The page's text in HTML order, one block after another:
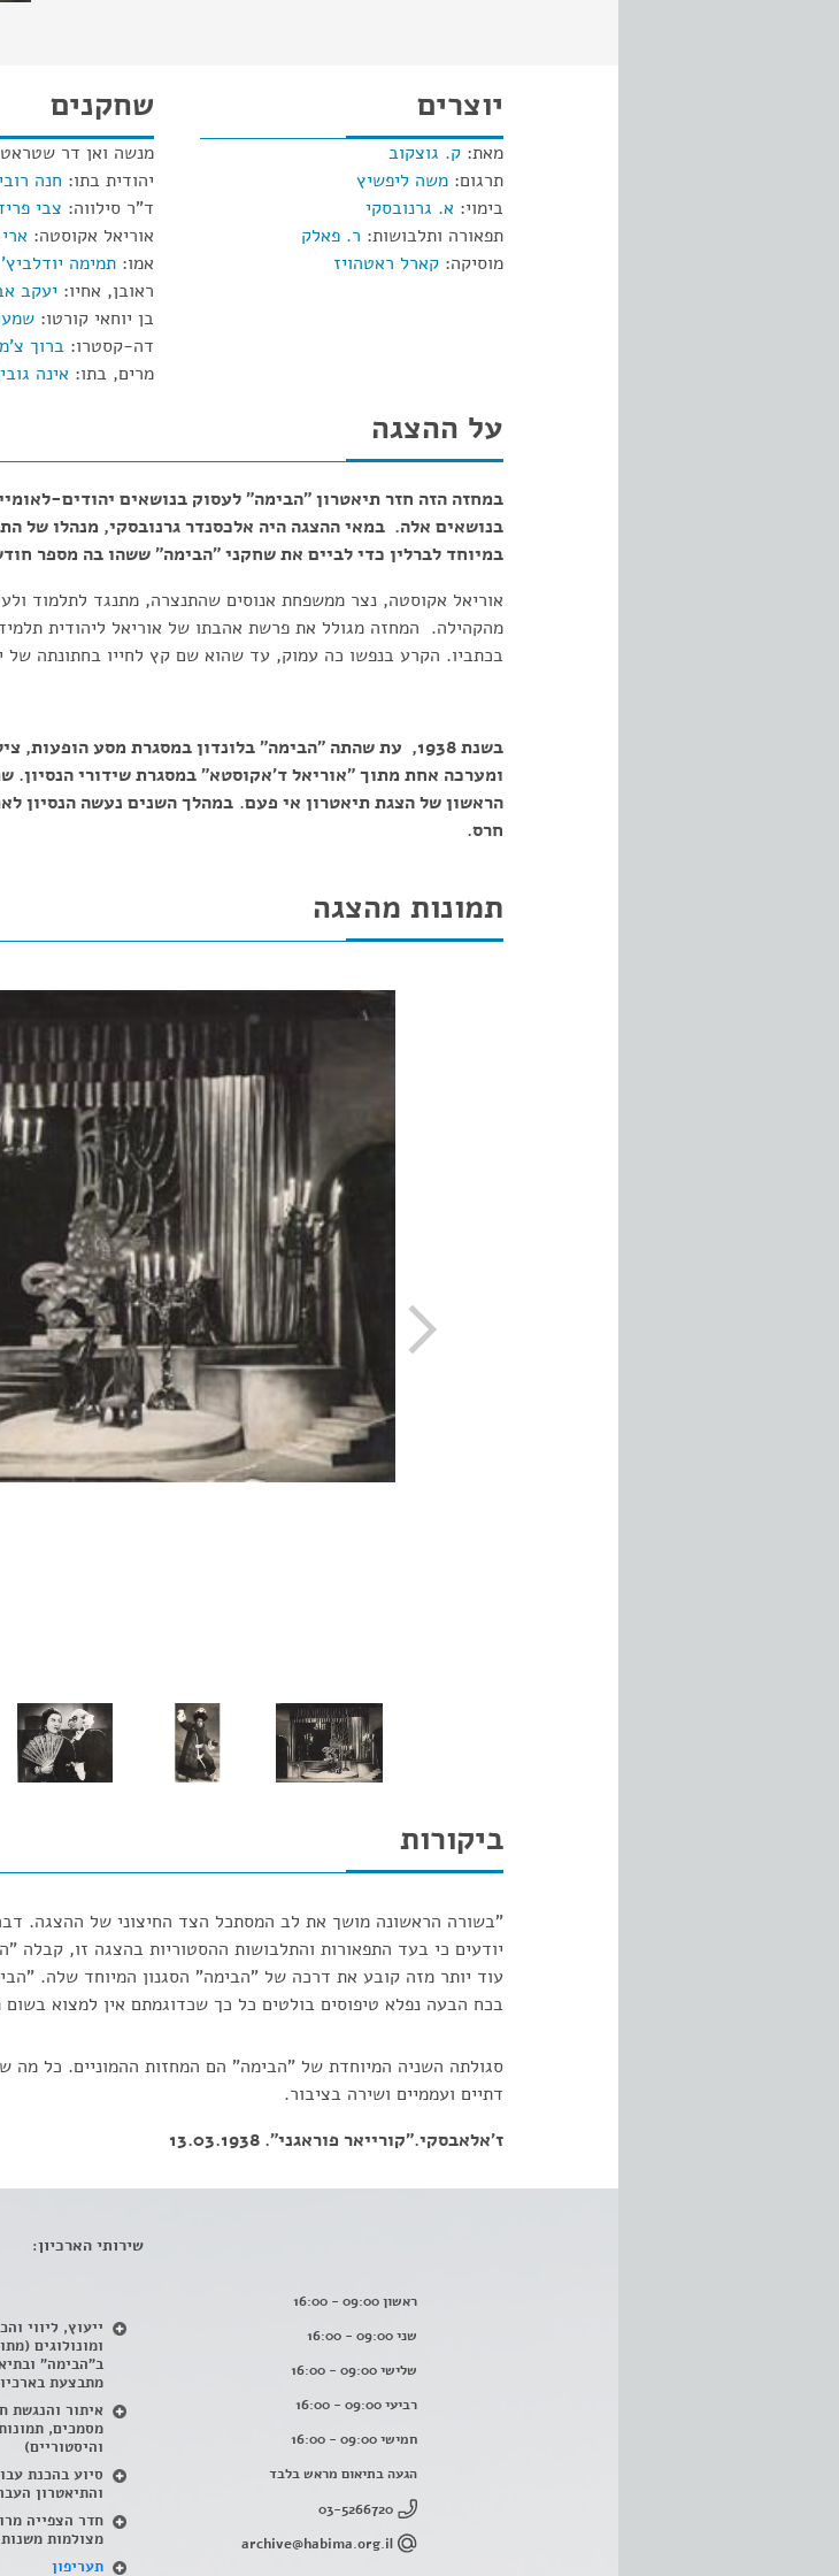
יוצרים
מאת: ק. גוצקוב
תרגום: משה ליפשיץ
בימוי: א. גרנובסקי
תפאורה ותלבושות: ר. פאלק
מוסיקה: קארל ראטהויז
שחקנים
מנשה ואן דר
יהודית בתו: חנה
ד"ר סילווה: צבי
אוריאל אקוסטה:
אמו: תמימה יודלביץ'
ראובן, אחיו: יעקב
בן יוחאי קורטו:
דה-קסטרו: ברוך
מרים, בתו: אינה
על ההצגה
במחזה הזה חזר תיאטרון "הבימה" לעסוק בנושאים יהודים-
בנושאים אלה. במאי ההצגה היה אלכסנדר גרנובסקי, מנהלו של
במיוחד לברלין כדי לביים את שחקני "הבימה" ששהו בה מספר
אוריאל אקוסטה, נצר ממשפחת אנוסים שהתנצרה, מתנגד לתלמוד
מהקהילה. המחזה מגולל את פרשת אהבתו של אוריאל ליהודית
בכתביו. הקרע בנפשו כה עמוק, עד שהוא שם קץ לחייו בחתונתה של
ומערכה אחת מתוך "אוריאל ד'אקוסטא" במסגרת שידורי הנסיון.
הראשון של הצגת תיאטרון אי פעם. במהלך השנים נעשה הנסיון
חרס.
תמונות מהצגה
ביקורות
"בשורה הראשונה מושך את לב המסתכל הצד החיצוני של ההצגה.
יודעים כי בעד התפאורות והתלבושות ההסטוריות בהצגה זו,
עוד יותר מזה קובע את דרכה של "הבימה" הסגנון המיוחד שלה.
בכח הבעה נפלא טיפוסים בולטים כל כך שכדוגמתם אין למצוא בשום
סגולתה השניה המיוחדת של "הבימה" הם המחזות ההמוניים. כל מה
דתיים ועממיים ושירה בציבור.
ז'אלאבסקי."קורייאר פוראגני". 13.03.1938
ראשון 09:00 - 16:00
שני 09:00 - 16:00
שלישי 09:00 - 16:00
רביעי 09:00 - 16:00
חמישי 09:00 - 16:00
הגעה בתיאום מראש בלבד
03-5266720
archive@habima.org.il
שירותי הארכיון:
ייעוץ, ליווי
ב"הבימה"
מתבצעת
איתור והנגשת
מסמכים,
והיסטוריים)
סיוע בהכנת
והתיאטרון
מצולמות
תעריפון